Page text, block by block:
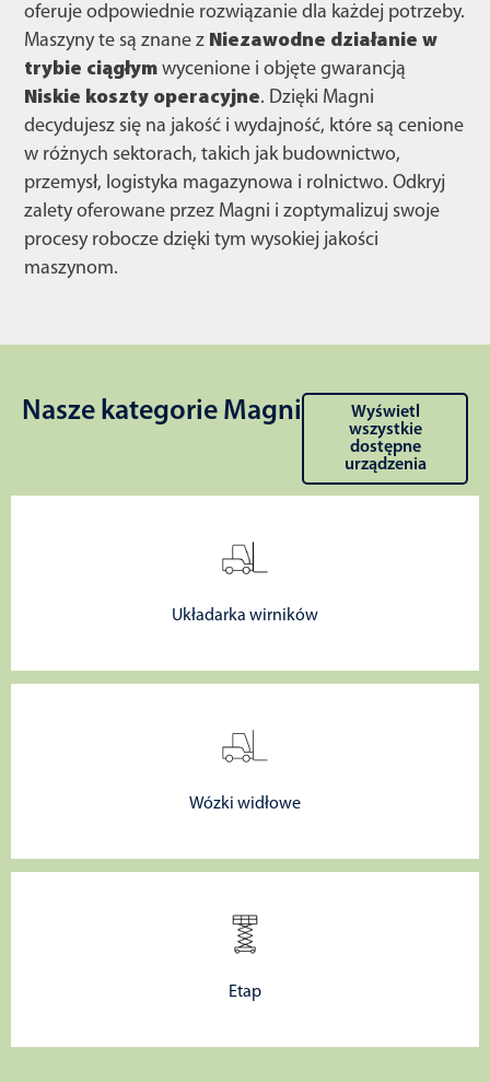
oferuje odpowiednie rozwiązanie dla każdej potrzeby.
Maszyny te są znane z Niezawodne działanie w
trybie ciągłym wycenione i objęte gwarancją
Niskie koszty operacyjne. Dzięki Magni
decydujesz się na jakość i wydajność, które są cenione
w różnych sektorach, takich jak budownictwo,
przemysł, logistyka magazynowa i rolnictwo. Odkryj
zalety oferowane przez Magni i zoptymalizuj swoje
procesy robocze dzięki tym wysokiej jakości
maszynom.
Nasze kategorie Magni
Wyświetl
wszystkie
dostępne
urządzenia
Układarka wirników
Wózki widłowe
Etap